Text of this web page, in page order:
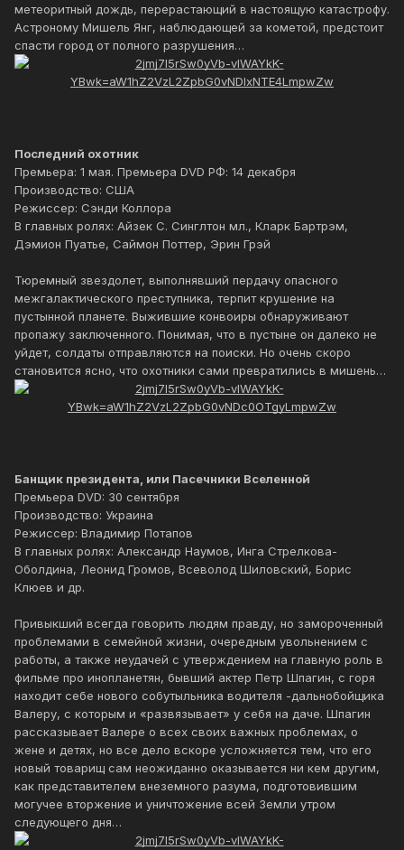
метеоритный дождь, перерастающий в настоящую катастрофу.
Астроному Мишель Янг, наблюдающей за кометой, предстоит
спасти город от полного разрушения…
Последний охотник
Премьера: 1 мая. Премьера DVD РФ: 14 декабря
Производство: США
Режиссер: Сэнди Коллора
В главных ролях: Айзек С. Синглтон мл., Кларк Бартрэм,
Дэмион Пуатье, Саймон Поттер, Эрин Грэй
Тюремный звездолет, выполнявший пердачу опасного
межгалактического преступника, терпит крушение на
пустынной планете. Выжившие конвоиры обнаруживают
пропажу заключенного. Понимая, что в пустыне он далеко не
уйдет, солдаты отправляются на поиски. Но очень скоро
становится ясно, что охотники сами превратились в мишень…
Банщик президента, или Пасечники Вселенной
Премьера DVD: 30 сентября
Производство: Украина
Режиссер: Владимир Потапов
В главных ролях: Александр Наумов, Инга Стрелкова-
Оболдина, Леонид Громов, Всеволод Шиловский, Борис
Клюев и др.
Привыкший всегда говорить людям правду, но замороченный
проблемами в семейной жизни, очередным увольнением с
работы, а также неудачей с утверждением на главную роль в
фильме про инопланетян, бывший актер Петр Шпагин, с горя
находит себе нового собутыльника водителя -дальнобойщика
Валеру, с которым и «развязывает» у себя на даче. Шпагин
рассказывает Валере о всех своих важных проблемах, о
жене и детях, но все дело вскоре усложняется тем, что его
новый товарищ сам неожиданно оказывается ни кем другим,
как представителем внеземного разума, подготовившим
могучее вторжение и уничтожение всей Земли утром
следующего дня…